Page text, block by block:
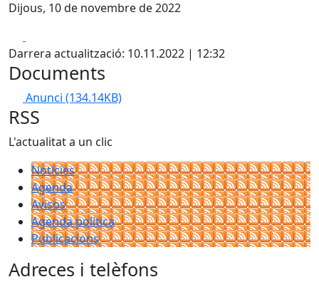
Dijous, 10 de novembre de 2022
Darrera actualització: 10.11.2022 | 12:32
Documents
Anunci (134.14KB)
RSS
L'actualitat a un clic
Notícies
Agenda
Avisos
Agenda política
Publicacions
Adreces i telèfons